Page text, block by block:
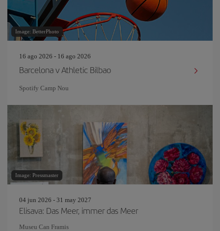
Image: BetterPhoto
16 ago 2026 - 16 ago 2026
Barcelona v Athletic Bilbao
Spotify Camp Nou
Image: Pressmaster
04 jun 2026 - 31 may 2027
Elisava: Das Meer, immer das Meer
Museu Can Framis